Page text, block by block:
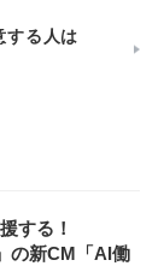
る人は
する！
の新CM「AI働